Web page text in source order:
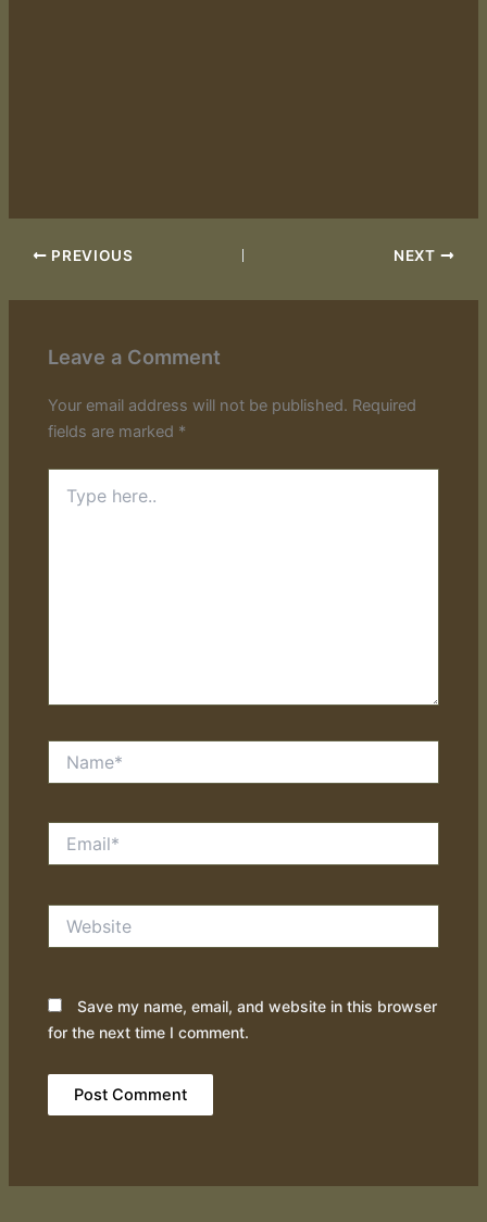
PREVIOUS NEXT
Leave a Comment
Your email address will not be published. Required
fields are marked *
here..
Save my name, email, and website in this browser
for the next time I comment.